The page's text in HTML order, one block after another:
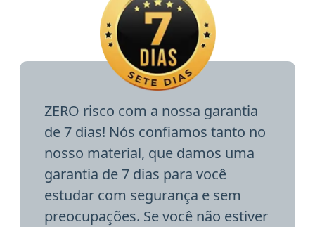
ZERO risco com a nossa garantia
de 7 dias! Nós confiamos tanto no
nosso material, que damos uma
garantia de 7 dias para você
estudar com segurança e sem
preocupações. Se você não estiver